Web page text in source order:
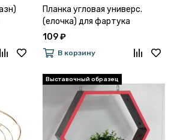
Планка угловая универс.
(елочка) для фартука
600х6мм "Primavera"(Металл
109 ₽
В корзину